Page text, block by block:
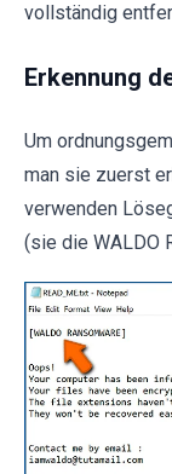
vollständig
Erkennung
Um
man sie zuerst
verwenden
(sie die WALDO